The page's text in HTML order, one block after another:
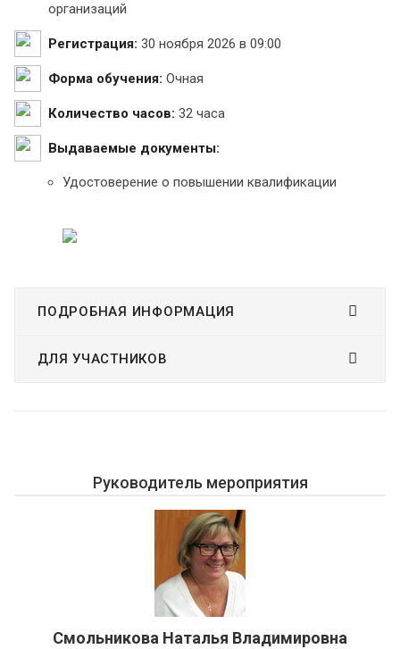
организаций
Регистрация: 30 ноября 2026 в 09:00
Форма обучения: Очная
Количество часов: 32 часа
Выдаваемые документы:
Удостоверение о повышении квалификации
ПОДРОБНАЯ ИНФОРМАЦИЯ
ДЛЯ УЧАСТНИКОВ
Руководитель мероприятия
Смольникова Наталья Владимировна